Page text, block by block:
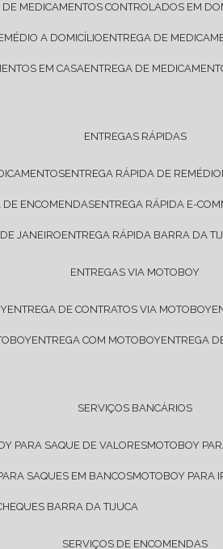
DE MEDICAMENTOS CONTROLADOS EM
A DOMICÍLIO ENTREGA DE
EM CASA ENTREGA DE
ENTREGAS RÁPIDAS
ENTREGA RÁPIDA DE REMÉDIO
DE ENCOMENDAS ENTREGA RÁPIDA E-
JANEIRO ENTREGA RÁPIDA BARRA DA
ENTREGAS VIA MOTOBOY
ENTREGA DE CONTRATOS VIA MOTOBOY
ENTREGA COM MOTOBOY ENTREGA
SERVIÇOS BANCÁRIOS
PARA SAQUE DE VALORES MOTOBOY
SAQUES EM BANCOS MOTOBOY
BARRA DA TIJUCA
SERVIÇOS DE ENCOMENDAS